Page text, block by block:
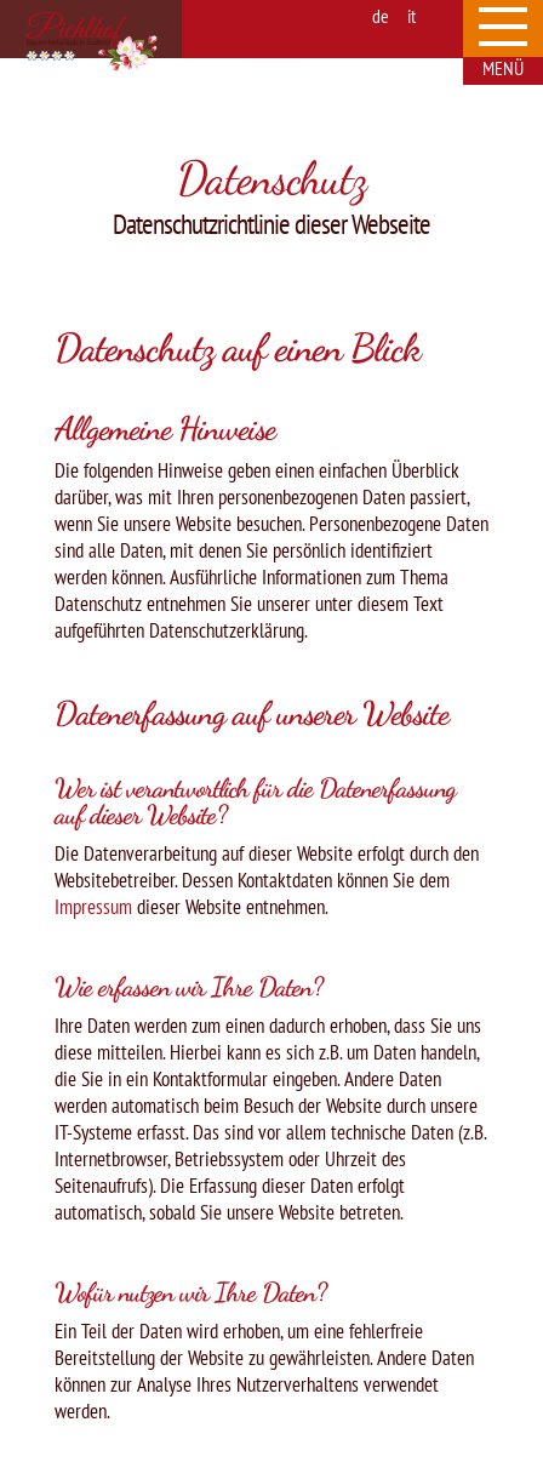
de it
Datenschutz
Datenschutzrichtlinie dieser Webseite
Datenschutz auf einen Blick
Allgemeine Hinweise
Die folgenden Hinweise geben einen einfachen Überblick
darüber, was mit Ihren personenbezogenen Daten passiert,
wenn Sie unsere Website besuchen. Personenbezogene Daten
sind alle Daten, mit denen Sie persönlich identifiziert
werden können. Ausführliche Informationen zum Thema
Datenschutz entnehmen Sie unserer unter diesem Text
aufgeführten Datenschutzerklärung.
Datenerfassung auf unserer Website
Wer ist verantwortlich für die Datenerfassung
auf dieser Website?
Die Datenverarbeitung auf dieser Website erfolgt durch den
Websitebetreiber. Dessen Kontaktdaten können Sie dem
Impressumdieser Website entnehmen.
Wie erfassen wir Ihre Daten?
Ihre Daten werden zum einen dadurch erhoben, dass Sie uns
diese mitteilen. Hierbei kann es sich z.B. um Daten handeln,
die Sie in ein Kontaktformular eingeben. Andere Daten
werden automatisch beim Besuch der Website durch unsere
IT-Systeme erfasst. Das sind vor allem technische Daten (z.B.
Internetbrowser, Betriebssystem oder Uhrzeit des
Seitenaufrufs). Die Erfassung dieser Daten erfolgt
automatisch, sobald Sie unsere Website betreten.
Wofür nutzen wir Ihre Daten?
Ein Teil der Daten wird erhoben, um eine fehlerfreie
Bereitstellung der Website zu gewährleisten. Andere Daten
können zur Analyse Ihres Nutzerverhaltens verwendet
werden.